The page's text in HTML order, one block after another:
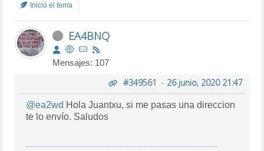
Inició el tema
EA4BNQ
Mensajes: 107
#349561 - 26 junio, 2020 21:47
@ea2wd Hola Juantxu, si me pasas una direccion
te lo envío. Saludos